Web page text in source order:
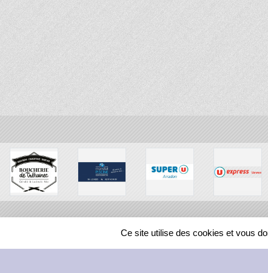
Ce site utilise des cookies et vous